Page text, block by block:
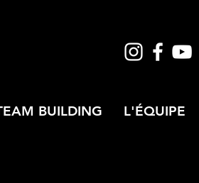
BUILDING L'ÉQUIPE